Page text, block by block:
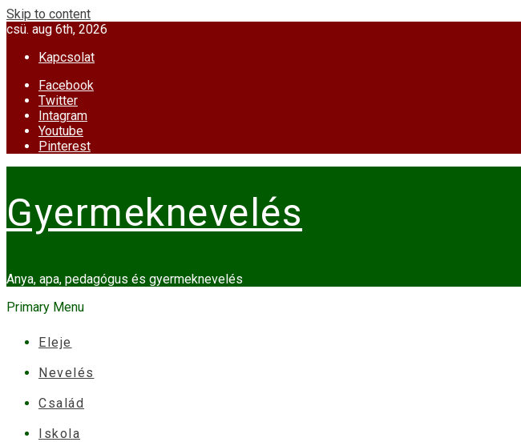
Skip to content
csü. aug 6th, 2026
Kapcsolat
Facebook
Twitter
Intagram
Youtube
Pinterest
Gyermeknevelés
Anya, apa, pedagógus és gyermeknevelés
Primary Menu
Eleje
Nevelés
Család
Iskola